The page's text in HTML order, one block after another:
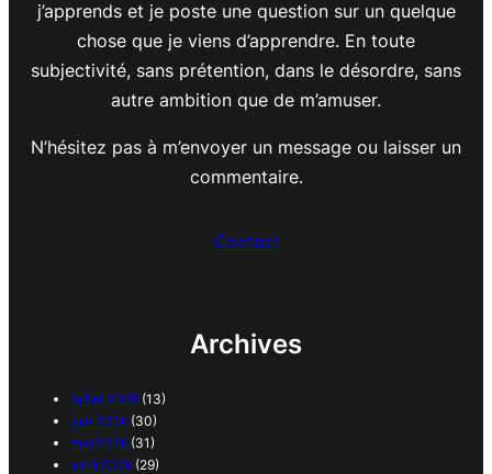
j’apprends et je poste une question sur un quelque
chose que je viens d’apprendre. En toute
subjectivité, sans prétention, dans le désordre, sans
autre ambition que de m’amuser.
N’hésitez pas à m’envoyer un message ou laisser un
commentaire.
Contact
Archives
juillet 2026 (13)
juin 2026 (30)
mai 2026 (31)
avril 2026 (29)